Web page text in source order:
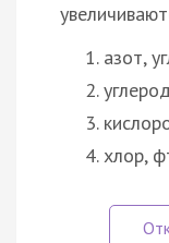
азот,
хлор,